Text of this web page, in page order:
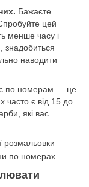
Бажаєте
цей
менше часу і
знадобиться
наводити
по номерам — це
часто є від 15 до
які вас